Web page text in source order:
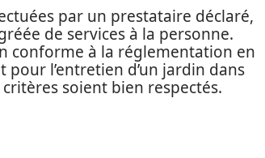
par un prestataire déclaré,
de services à la personne.
conforme à la réglementation en
l’entretien d’un jardin dans
soient bien respectés.